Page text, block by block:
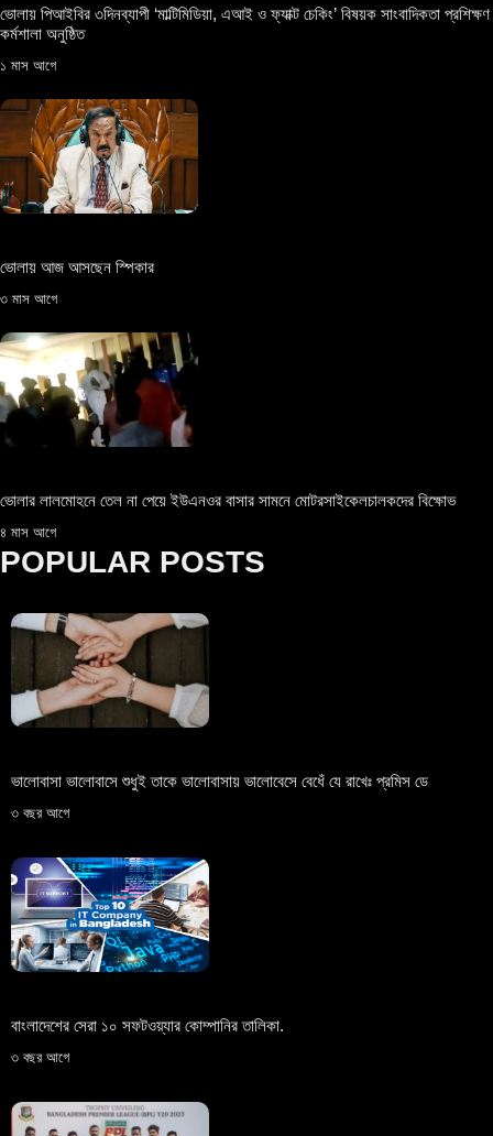
ভোলায় পিআইবির ৩দিনব্যাপী ‘মাল্টিমিডিয়া, এআই ও ফ্যাক্ট চেকিং’ বিষয়ক সাংবাদিকতা প্রশিক্ষণ
কর্মশালা অনুষ্ঠিত
১ মাস আগে
ভোলায় আজ আসছেন স্পিকার
৩ মাস আগে
ভোলার লালমোহনে তেল না পেয়ে ইউএনওর বাসার সামনে মোটরসাইকেলচালকদের বিক্ষোভ
৪ মাস আগে
POPULAR POSTS
ভালোবাসা ভালোবাসে শুধুই তাকে ভালোবাসায় ভালোবেসে বেধেঁ যে রাখেঃ প্রমিস ডে
৩ বছর আগে
বাংলাদেশের সেরা ১০ সফটওয়্যার কোম্পানির তালিকা.
৩ বছর আগে